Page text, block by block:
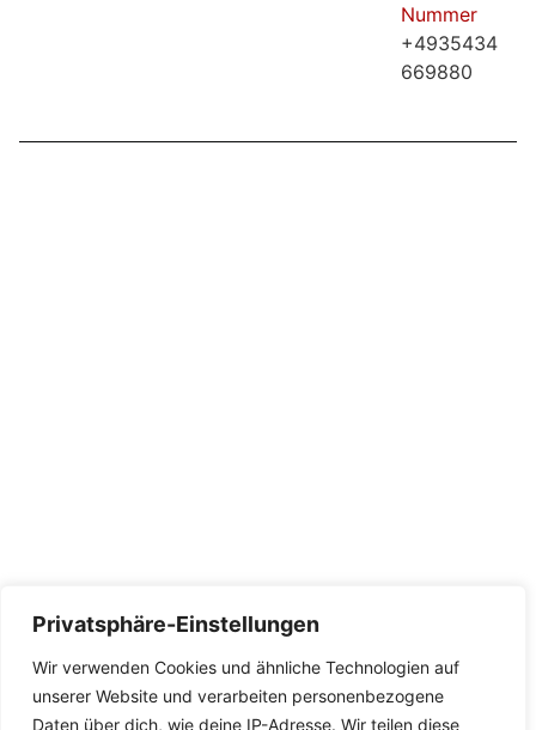
Privatsphäre-Einstellungen
Wir verwenden Cookies und ähnliche Technologien auf
unserer Website und verarbeiten personenbezogene
Daten über dich, wie deine IP-Adresse. Wir teilen diese
Nummer
+4935434
669880